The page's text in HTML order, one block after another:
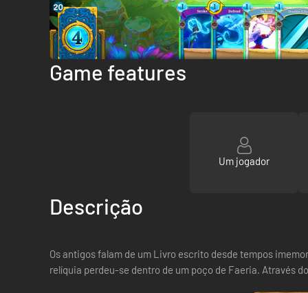
Game features
Um jogador
Descrição
Os antigos falam de um Livro escrito desde tempos
relíquia perdeu-se dentro de um poço de Faeria. Através